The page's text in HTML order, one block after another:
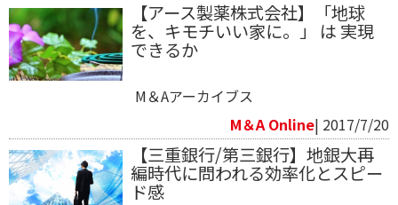
【アース製薬株式会社】「地球
を、キモチいい家に。」 は 実現
できるか
M＆Aアーカイブス
M＆A Online| 2017/7/20
【三重銀行/第三銀行】地銀大再
編時代に問われる効率化とスピー
ド感